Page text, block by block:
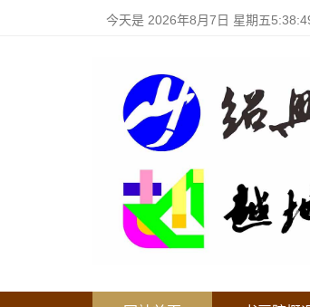
今天是 2026年8月7日 星期五